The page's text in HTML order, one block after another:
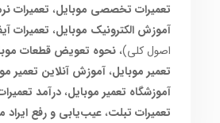
تعمیرات تخصصی موبایل، تعمیرات
آموزش الکترونیک موبایل، تعمیرات
اصول کلی)،نحوه تعویض قطعات
تعمیر موبایل،آموزش آنلاین تعمیر
آموزشگاه تعمیر موبایل،درآمد
تعمیرات تبلت،عیب‌یابی و رفع ایراد